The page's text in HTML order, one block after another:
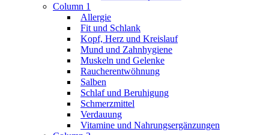
Column 1
Allergie
Fit und Schlank
Kopf, Herz und Kreislauf
Mund und Zahnhygiene
Muskeln und Gelenke
Raucherentwöhnung
Salben
Schlaf und Beruhigung
Schmerzmittel
Verdauung
Vitamine und Nahrungsergänzungen